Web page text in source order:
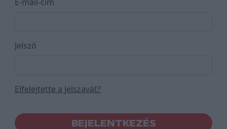
Jelszó
Elfelejtette a jelszavát?
BEJELENTKEZÉS